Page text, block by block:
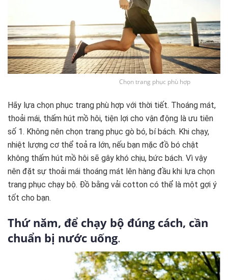
Chọn trang phục phù hợp
Hãy lựa chọn phục trang phù hợp với thời tiết. Thoáng mát,
thoải mái, thấm hút mồ hôi, tiện lợi cho vận động là ưu tiên
số 1. Không nên chọn trang phục gò bó, bí bách. Khi chạy,
nhiệt lượng cơ thể toả ra lớn, nếu bạn mặc đồ bó chật
không thấm hút mồ hôi sẽ gây khó chịu, bức bách. Vì vậy
nên đặt sự thoải mái thoáng mát lên hàng đầu khi lựa chọn
trang phục chạy bộ. Đồ bằng vải cotton có thể là một gợi ý
tốt cho bạn.
Thứ năm, để chạy bộ đúng cách, cần
chuẩn bị nước uống.